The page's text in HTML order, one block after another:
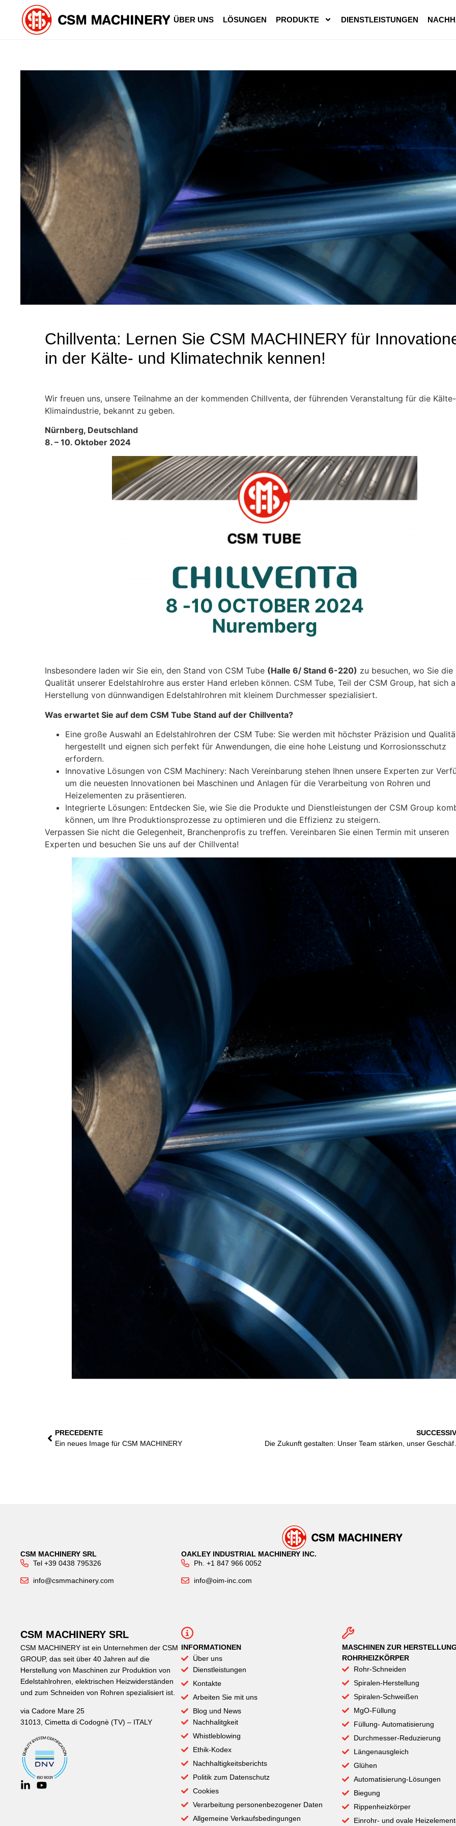
ÜBER UNS LÖSUNGEN PRODUKTE DIENSTLEISTUNGEN
Chillventa: Lernen Sie CSM MACHINERY für
in der Kälte- und Klimatechnik kennen!
Wir freuen uns, unsere Teilnahme an der kommenden Chillventa, der führenden Veranstaltung für die
Klimaindustrie, bekannt zu geben.
Nürnberg, Deutschland
8. – 10. Oktober 2024
Insbesondere laden wir Sie ein, den Stand von CSM Tube (Halle 6/ Stand 6-220) zu besuchen, wo Sie die
Qualität unserer Edelstahlrohre aus erster Hand erleben können. CSM Tube, Teil der CSM Group, hat sich
Herstellung von dünnwandigen Edelstahlrohren mit kleinem Durchmesser spezialisiert.
Was erwartet Sie auf dem CSM Tube Stand auf der Chillventa?
Eine große Auswahl an Edelstahlrohren der CSM Tube: Sie werden mit höchster Präzision und
hergestellt und eignen sich perfekt für Anwendungen, die eine hohe Leistung und Korrosionsschutz
erfordern.
Innovative Lösungen von CSM Machinery: Nach Vereinbarung stehen Ihnen unsere Experten zur
um die neuesten Innovationen bei Maschinen und Anlagen für die Verarbeitung von Rohren und
Heizelementen zu präsentieren.
Integrierte Lösungen: Entdecken Sie, wie Sie die Produkte und Dienstleistungen der CSM Group
können, um Ihre Produktionsprozesse zu optimieren und die Effizienz zu steigern.
Verpassen Sie nicht die Gelegenheit, Branchenprofis zu treffen. Vereinbaren Sie einen Termin mit unseren
Experten und besuchen Sie uns auf der Chillventa!
PRECEDENTE
Ein neues Image für CSM MACHINERY
Die Zukunft gestalten: Unser
CSM MACHINERY SRL
Tel +39 0438 795326
info@csmmachinery.com
OAKLEY INDUSTRIAL MACHINERY INC.
Ph. +1 847 966 0052
info@oim-inc.com
CSM MACHINERY SRL
CSM MACHINERY ist ein Unternehmen der CSM
GROUP, das seit über 40 Jahren auf die
Herstellung von Maschinen zur Produktion von
Edelstahlrohren, elektrischen Heizwiderständen
und zum Schneiden von Rohren spezialisiert ist.
via Cadore Mare 25
31013, Cimetta di Codognè (TV) – ITALY
INFORMATIONEN
Über uns
Dienstleistungen
Kontakte
Arbeiten Sie mit uns
Blog und News
Nachhalitgkeit
Whistleblowing
Ethik-Kodex
Nachhaltigkeitsberichts
Politik zum Datenschutz
Cookies
Verarbeitung personenbezogener Daten
Allgemeine Verkaufsbedingungen
MASCHINEN ZUR
ROHRHEIZKÖRPER
Rohr-Schneiden
Spiralen-Herstellung
Spiralen-Schweißen
MgO-Füllung
Füllung- Automatisierung
Durchmesser-Reduzierung
Längenausgleich
Glühen
Automatisierung-Lösungen
Biegung
Rippenheizkörper
Einrohr- und ovale